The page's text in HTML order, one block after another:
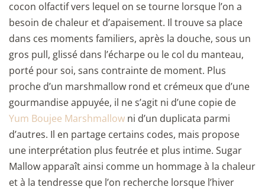
cocon olfactif vers lequel on se tourne lorsque l’on a
besoin de chaleur et d’apaisement. Il trouve sa place
dans ces moments familiers, après la douche, sous un
gros pull, glissé dans l’écharpe ou le col du manteau,
porté pour soi, sans contrainte de moment. Plus
proche d’un marshmallow rond et crémeux que d’une
gourmandise appuyée, il ne s’agit ni d’une copie de
Yum Boujee Marshmallow ni d’un duplicata parmi
d’autres. Il en partage certains codes, mais propose
une interprétation plus feutrée et plus intime. Sugar
Mallow apparaît ainsi comme un hommage à la chaleur
et à la tendresse que l’on recherche lorsque l’hiver